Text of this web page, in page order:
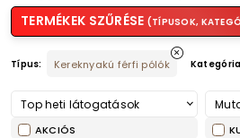
TERMÉKEK SZŰRÉSE (TÍPUSOK,
Típus: Kereknyakú férfi pólók
Top heti látogatások
AKCIÓS